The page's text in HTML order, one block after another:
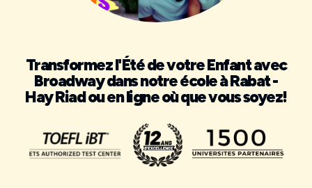
Transformez l'Été de votre Enfant avec
Broadway dans notre école à Rabat -
Hay Riad ou en ligne où que vous soyez!